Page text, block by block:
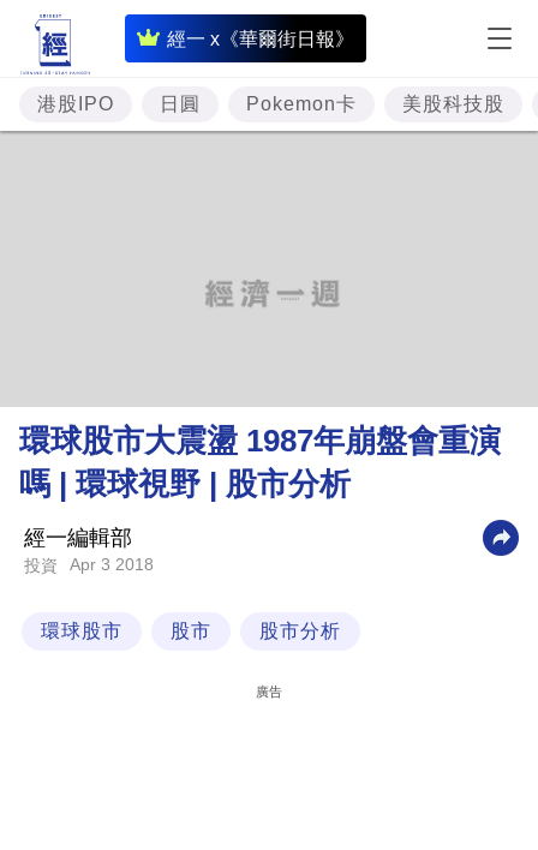
經一 x《華爾街日報》
即
時
財
經
理
財
商
科
港股IPO 日圓 Pokemon卡 美股科技股
環球股市大震盪 1987年崩盤會重演
嗎 | 環球視野 | 股市分析
經一編輯部
投資 Apr 3 2018
環球股市 股市 股市分析
廣告